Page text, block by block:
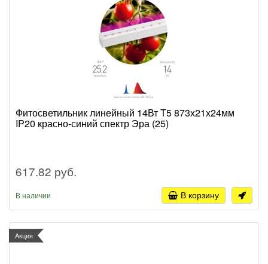
Фитосветильник линейный 14Вт T5 873х21х24мм
IP20 красно-синий спектр Эра (25)
617.82 руб.
В наличии В корзину
Акция